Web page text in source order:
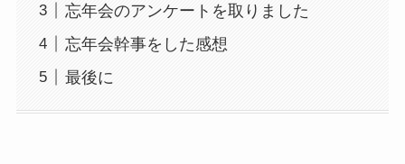
忘年会のアンケートを取りました
忘年会幹事をした感想
最後に